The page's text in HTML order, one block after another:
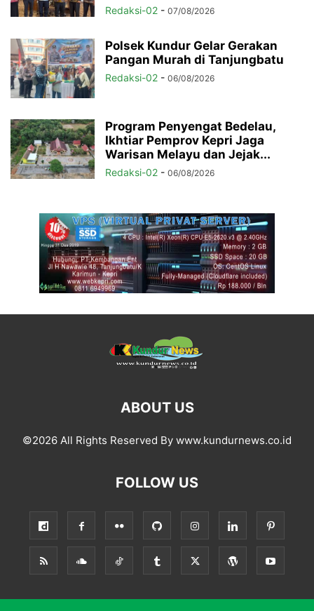
Redaksi-02 - 07/08/2026
Polsek Kundur Gelar Gerakan
Pangan Murah di Tanjungbatu
Redaksi-02 - 06/08/2026
Program Penyengat Bedelau,
Ikhtiar Pemprov Kepri Jaga
Warisan Melayu dan Jejak...
Redaksi-02 - 06/08/2026
ABOUT US
©2026 All Rights Reserved By www.kundurnews.co.id
FOLLOW US